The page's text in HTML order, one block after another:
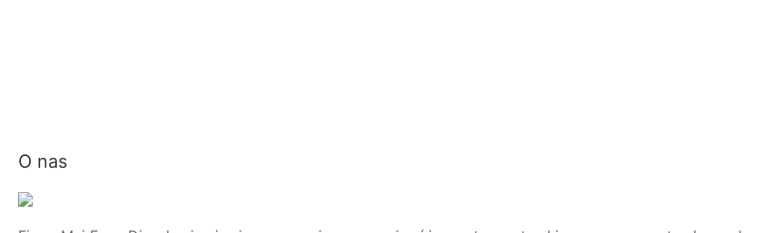
O nas